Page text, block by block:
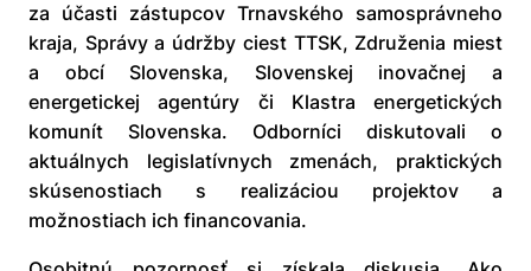
za účasti zástupcov Trnavského samosprávneho
kraja, Správy a údržby ciest TTSK, Združenia miest
a obcí Slovenska, Slovenskej inovačnej a
energetickej agentúry či Klastra energetických
komunít Slovenska. Odborníci diskutovali o
aktuálnych legislatívnych zmenách, praktických
skúsenostiach s realizáciou projektov a
možnostiach ich financovania.